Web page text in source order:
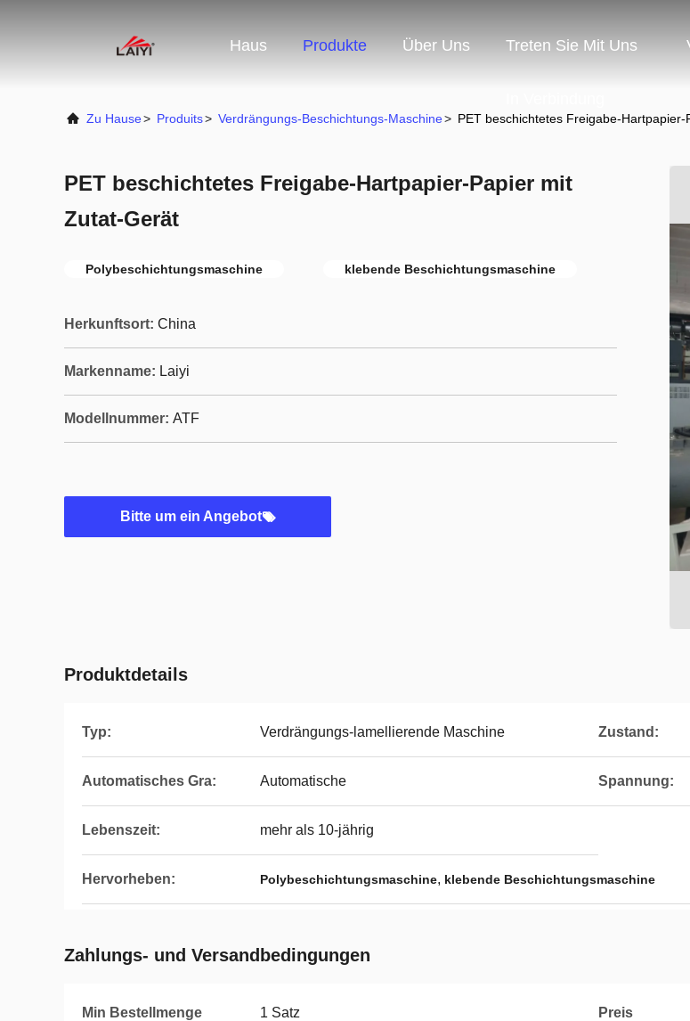
Haus Produkte Über Uns Treten Sie Mit Uns
Zu Hause> Produits> Verdrängungs-Beschichtungs-Maschine> PET beschichtetes Freigabe-
PET beschichtetes Freigabe-Hartpapier-Papier mit
Zutat-Gerät
Polybeschichtungsmaschine klebende Beschichtungsmaschine
Herkunftsort: China
Markenname: Laiyi
Modellnummer: ATF
Bitte um ein Angebot
Produktdetails
Typ: Verdrängungs-lamellierende Maschine Zustand:
Automatisches Gra: Automatische Spannung:
Lebenszeit: mehr als 10-jährig
Hervorheben: Polybeschichtungsmaschine, klebende Beschichtungsmaschine
Zahlungs- und Versandbedingungen
Min Bestellmenge 1 Satz Preis